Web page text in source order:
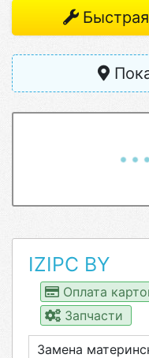
IZIPC BY
Оплата
Запчасти
Замена